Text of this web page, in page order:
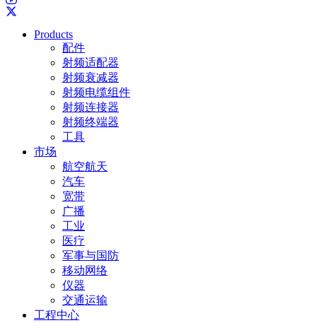
Products
配件
射频适配器
射频衰减器
射频电缆组件
射频连接器
射频终端器
工具
市场
航空航天
汽车
宽带
广播
工业
医疗
军事与国防
移动网络
仪器
交通运输
工程中心